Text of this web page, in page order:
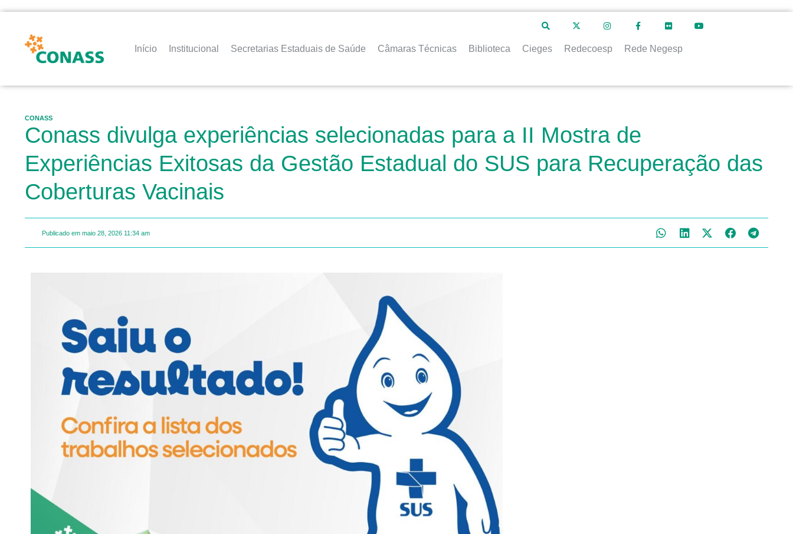
Início Institucional Secretarias Estaduais de Saúde Câmaras Técnicas Biblioteca Cieges Redecoesp Rede Negesp
CONASS
Conass divulga experiências selecionadas para a II Mostra de
Experiências Exitosas da Gestão Estadual do SUS para Recuperação das
Coberturas Vacinais
Publicado em maio 28, 2026 11:34 am